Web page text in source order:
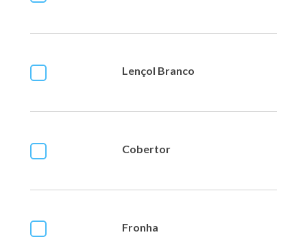
Lençol Branco
Cobertor
Fronha